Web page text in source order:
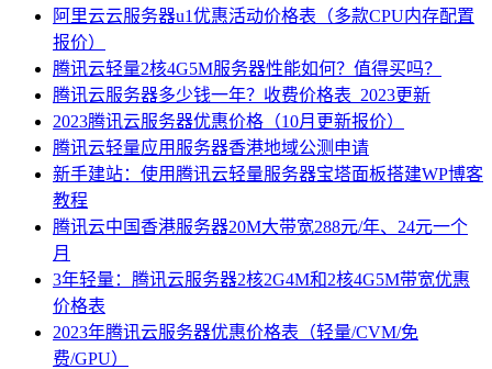
阿里云云服务器u1优惠活动价格表（多款CPU内存配置
报价）
腾讯云轻量2核4G5M服务器性能如何？值得买吗？
腾讯云服务器多少钱一年？收费价格表_2023更新
2023腾讯云服务器优惠价格（10月更新报价）
腾讯云轻量应用服务器香港地域公测申请
新手建站：使用腾讯云轻量服务器宝塔面板搭建WP博客
教程
腾讯云中国香港服务器20M大带宽288元/年、24元一个
月
3年轻量：腾讯云服务器2核2G4M和2核4G5M带宽优惠
价格表
2023年腾讯云服务器优惠价格表（轻量/CVM/免
费/GPU）